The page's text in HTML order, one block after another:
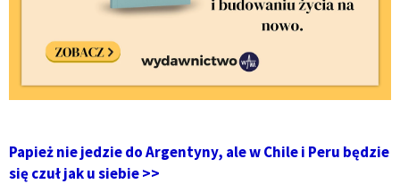
Papież nie jedzie do Argentyny, ale w Chile i Peru będzie
się czuł jak u siebie >>